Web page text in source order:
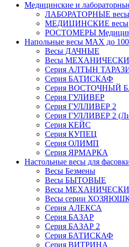
Медицинские и
ЛАБОРАТОРНЫЕ весы
МЕДИЦИНСКИЕ весы
РОСТОМЕРЫ
Напольные весы MAX до
Весы ДАЧНЫЕ
Весы
Серия АЛТЫН
Серия БАТИСКАФ
Серия ВОСТОЧНЫЙ
Серия ГУЛИВЕР
Серия ГУЛЛИВЕР 2
Серия ГУЛЛИВЕР 2
Серия КЕЙС
Серия КУПЕЦ
Серия ОЛИМП
Серия ЯРМАРКА
Настольные весы для
Весы Безмены
Весы БЫТОВЫЕ
Весы
Весы серии
Серия АЛЕКСА
Серия БАЗАР
Серия БАЗАР 2
Серия БАТИСКАФ
Серия ВИТРИНА